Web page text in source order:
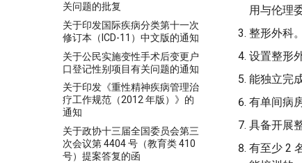
关问题的批复
关于印发国际疾病分类第十一次
修订本（ICD-11）中文版的通知
关于公民实施变性手术后变更户
口登记性别项目有关问题的通知
关于印发《重性精神疾病管理治
疗工作规范（2012 年版）》的
通知
关于政协十三届全国委员会第三
次会议第 4404 号（教育类 410
号）提案答复的函
用与伦理
整形外科。
设置整形
能独立完
有单间病
具备开展
有至少 2